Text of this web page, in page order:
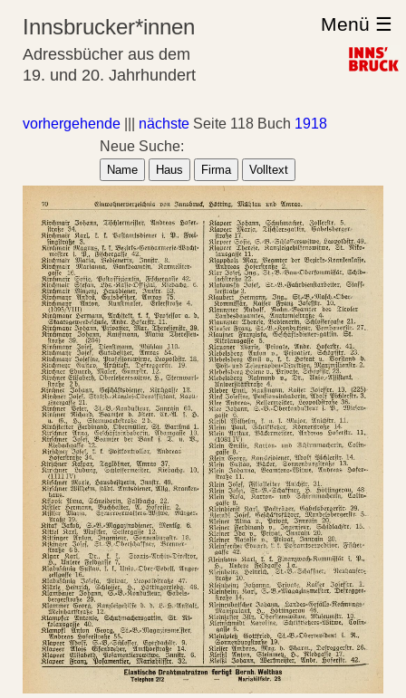
Innsbrucker*innen
Adressbücher aus dem
19. und 20. Jahrhundert
Menü ☰
vorhergehende nächste Seite 118 Buch 1918
Neue Suche:
Name Haus Firma Volltext